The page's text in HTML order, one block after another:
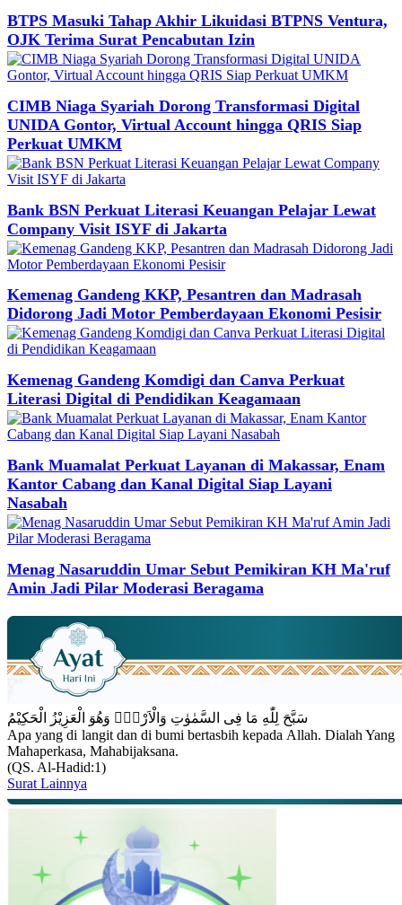
BTPS Masuki Tahap Akhir Likuidasi BTPNS Ventura,
OJK Terima Surat Pencabutan Izin
CIMB Niaga Syariah Dorong Transformasi Digital
UNIDA Gontor, Virtual Account hingga QRIS Siap
Perkuat UMKM
Bank BSN Perkuat Literasi Keuangan Pelajar Lewat
Company Visit ISYF di Jakarta
Kemenag Gandeng KKP, Pesantren dan Madrasah
Didorong Jadi Motor Pemberdayaan Ekonomi Pesisir
Kemenag Gandeng Komdigi dan Canva Perkuat
Literasi Digital di Pendidikan Keagamaan
Bank Muamalat Perkuat Layanan di Makassar, Enam
Kantor Cabang dan Kanal Digital Siap Layani
Nasabah
Menag Nasaruddin Umar Sebut Pemikiran KH Ma'ruf
Amin Jadi Pilar Moderasi Beragama
سَبَّحَ لِلّٰهِ مَا فِى السَّمٰوٰتِ وَالْاَرْضِۚ وَهُوَ الْعَزِيْزُ الْحَكِيْمُ
Apa yang di langit dan di bumi bertasbih kepada Allah. Dialah Yang
Mahaperkasa, Mahabijaksana.
(QS. Al-Hadid:1)
Surat Lainnya